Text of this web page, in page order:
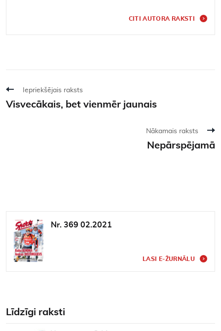
CITI AUTORA RAKSTI
Iepriekšējais raksts
Visvecākais, bet vienmēr jaunais
Nākamais raksts
Nepārspējamā
Nr. 369 02.2021
LASI E-ŽURNĀLU
Līdzīgi raksti